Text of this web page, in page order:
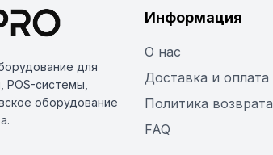
для
POS-системы,
оборудование
Информация
О нас
Доставка и оплата
Политика возврата
FAQ